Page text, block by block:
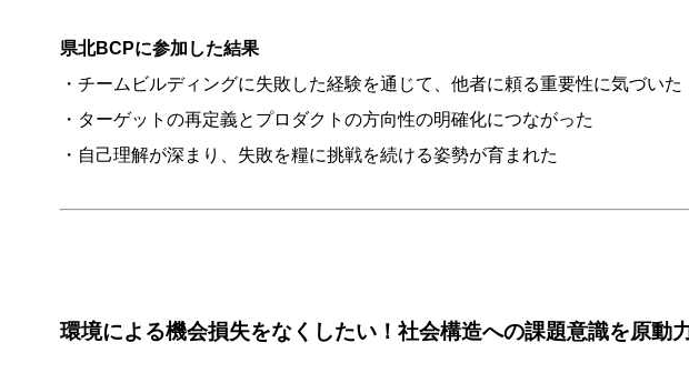
県北BCPに参加した結果
・チームビルディングに失敗した経験を通じて、他者に頼る重要性に気づいた
・ターゲットの再定義とプロダクトの方向性の明確化につながった
・自己理解が深まり、失敗を糧に挑戦を続ける姿勢が育まれた
環境による機会損失をなくしたい！社会構造への課題意識を原動